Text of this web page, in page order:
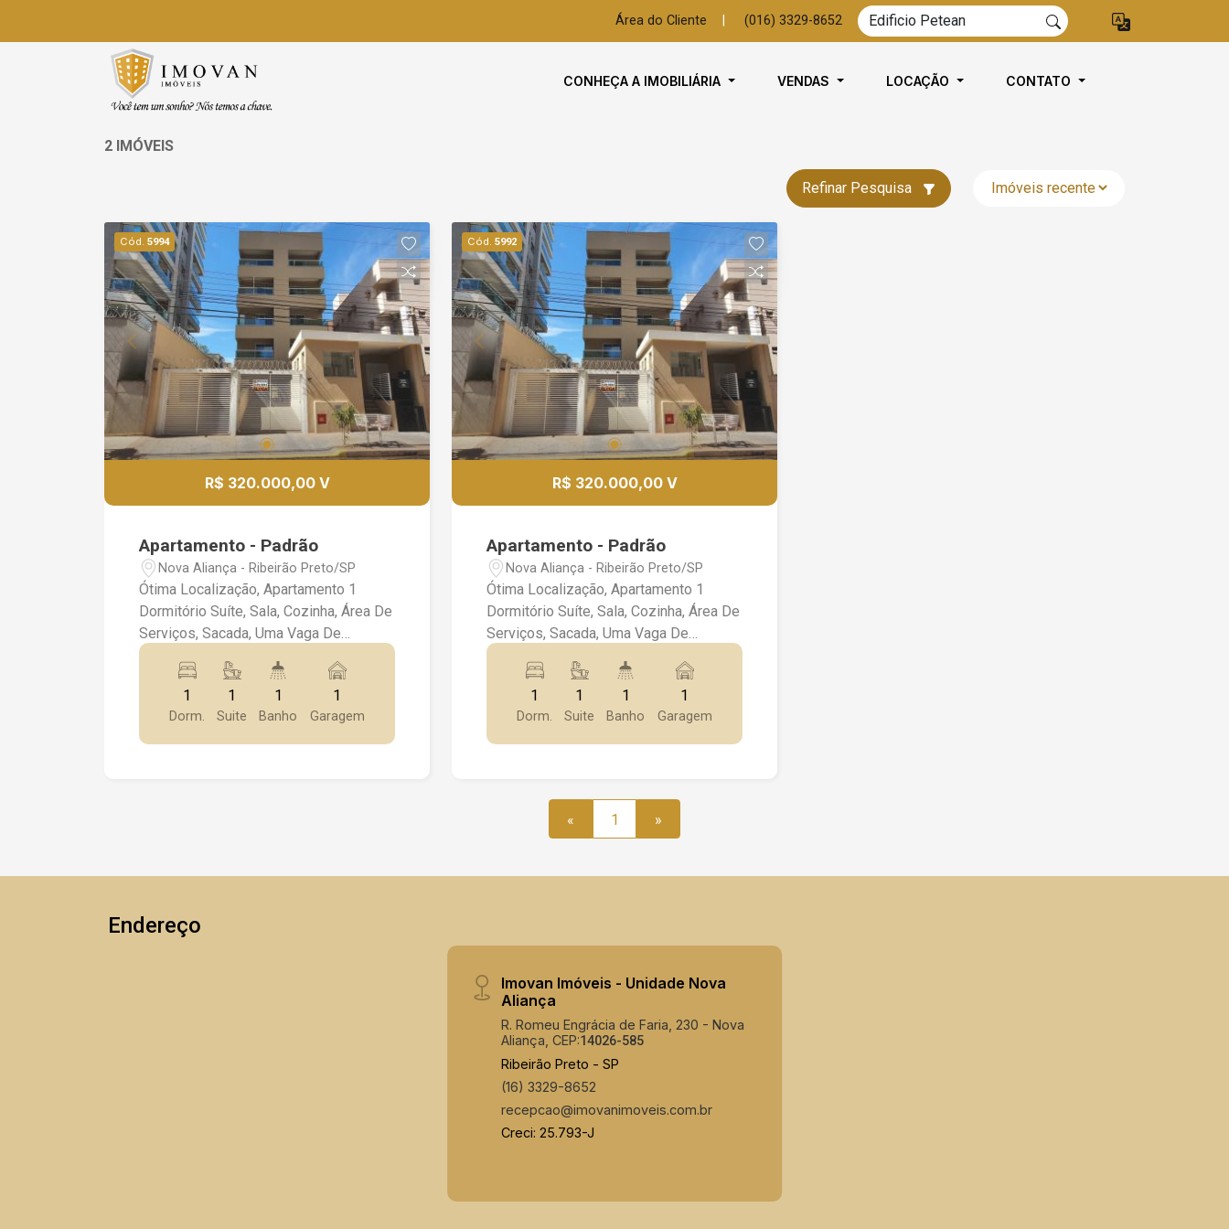
Área do Cliente (016) 3329-8652
CONHEÇA A IMOBILIÁRIA VENDAS LOCAÇÃO CONTATO
2 IMÓVEIS
Refinar Pesquisa
Cód. 5994
R$ 320.000,00 V
Apartamento - Padrão
Nova Aliança - Ribeirão Preto/SP
Ótima Localização, Apartamento 1
Dormitório Suíte, Sala, Cozinha, Área De
Serviços, Sacada, Uma Vaga De
Garagem. *Rico Em Armários,
Iluminação, Box Blindex* *Imóvel Novo
Recém Entregue* *Próximo A
Faculdade Unip*
1
Dorm.
1
Suite
1
Banho
1
Garagem
Cód. 5992
R$ 320.000,00 V
Apartamento - Padrão
Nova Aliança - Ribeirão Preto/SP
Ótima Localização, Apartamento 1
Dormitório Suíte, Sala, Cozinha, Área De
Serviços, Sacada, Uma Vaga De
Garagem. *Rico Em Armários,
Iluminação, Box Blindex* *Imóvel Novo
Recém Entregue* *Próximo A
Faculdade Unip*
1
Dorm.
1
Suite
1
Banho
1
Garagem
« 1 »
Endereço
Imovan Imóveis - Unidade Nova
Aliança
R. Romeu Engrácia de Faria, 230 - Nova
Aliança, CEP:14026-585
Ribeirão Preto - SP
(16) 3329-8652
recepcao@imovanimoveis.com.br
Creci: 25.793-J